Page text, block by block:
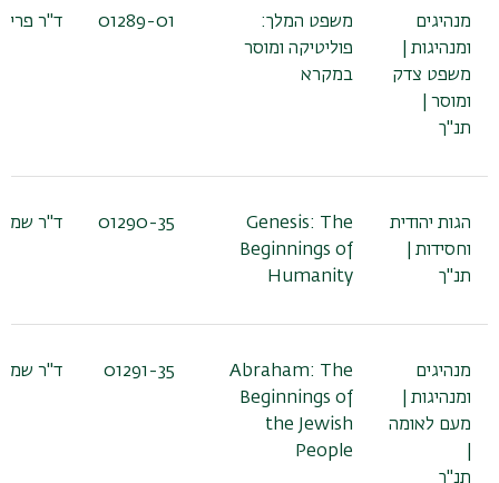
מנהיגים
ומנהיגות |
משפט צדק
ומוסר |
תנ"ך
משפט המלך:
פוליטיקה ומוסר
במקרא
01289-01 ד"ר
הגות יהודית
וחסידות |
תנ"ך
Genesis: The
Beginnings of
Humanity
01290-35 ד"ר
מנהיגים
ומנהיגות |
מעם לאומה
תנ"ך
Abraham: The
Beginnings of
the Jewish
People
01291-35 ד"ר